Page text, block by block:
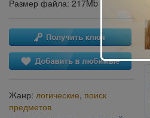
Размер файла: 217Mb
Жанр: логические, поиск
предметов